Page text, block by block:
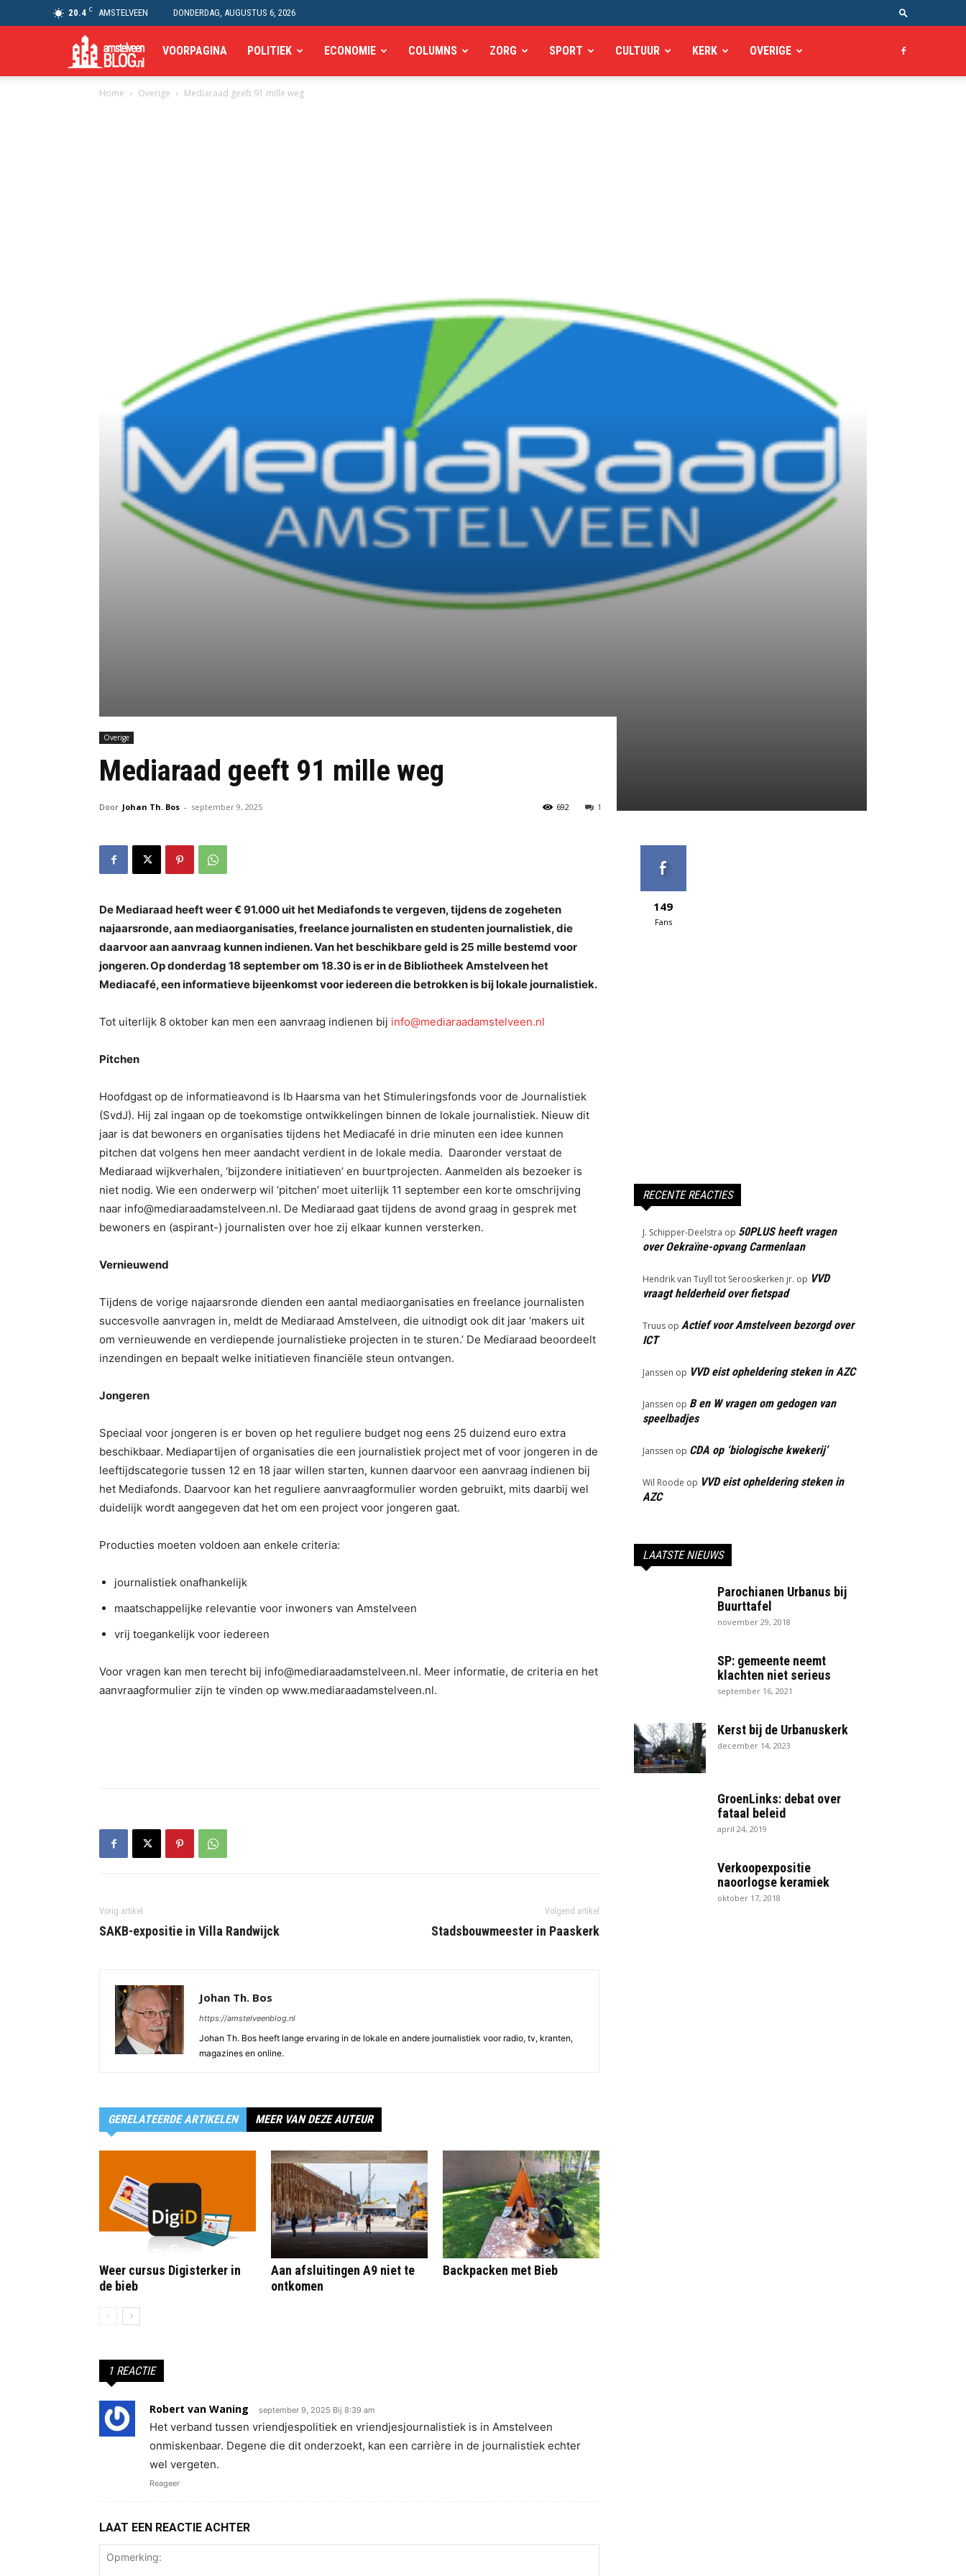
20.4 C AMSTELVEEN DONDERDAG, AUGUSTUS 6, 2026
Amstelveen
Blog
VOORPAGINA POLITIEK ECONOMIE COLUMNS ZORG SPORT CULTUUR KERK OVERIGE
Home Overige Mediaraad geeft 91 mille weg
Overige
Mediaraad geeft 91 mille weg
Door Johan Th. Bos - september 9, 2025 1
692
De Mediaraad heeft weer € 91.000 uit het Mediafonds te vergeven, tijdens de zogeheten
najaarsronde, aan mediaorganisaties, freelance journalisten en studenten journalistiek, die
daarvoor aan aanvraag kunnen indienen. Van het beschikbare geld is 25 mille bestemd voor
jongeren. Op donderdag 18 september om 18.30 is er in de Bibliotheek Amstelveen het
Mediacafé, een informatieve bijeenkomst voor iedereen die betrokken is bij lokale journalistiek.
Tot uiterlijk 8 oktober kan men een aanvraag indienen bij info@mediaraadamstelveen.nl
Pitchen
Hoofdgast op de informatieavond is Ib Haarsma van het Stimuleringsfonds voor de Journalistiek
(SvdJ). Hij zal ingaan op de toekomstige ontwikkelingen binnen de lokale journalistiek. Nieuw dit
jaar is dat bewoners en organisaties tijdens het Mediacafé in drie minuten een idee kunnen
pitchen dat volgens hen meer aandacht verdient in de lokale media. Daaronder verstaat de
Mediaraad wijkverhalen, ‘bijzondere initiatieven’ en buurtprojecten. Aanmelden als bezoeker is
niet nodig. Wie een onderwerp wil ‘pitchen’ moet uiterlijk 11 september een korte omschrijving
naar info@mediaraadamstelveen.nl. De Mediaraad gaat tijdens de avond graag in gesprek met
bewoners en (aspirant-) journalisten over hoe zij elkaar kunnen versterken.
Vernieuwend
Tijdens de vorige najaarsronde dienden een aantal mediaorganisaties en freelance journalisten
succesvolle aanvragen in, meldt de Mediaraad Amstelveen, die uitnodigt ook dit jaar ‘makers uit
om vernieuwende en verdiepende journalistieke projecten in te sturen.’ De Mediaraad beoordeelt
inzendingen en bepaalt welke initiatieven financiële steun ontvangen.
Jongeren
Speciaal voor jongeren is er boven op het reguliere budget nog eens 25 duizend euro extra
beschikbaar. Mediapartijen of organisaties die een journalistiek project met of voor jongeren in de
leeftijdscategorie tussen 12 en 18 jaar willen starten, kunnen daarvoor een aanvraag indienen bij
het Mediafonds. Daarvoor kan het reguliere aanvraagformulier worden gebruikt, mits daarbij wel
duidelijk wordt aangegeven dat het om een project voor jongeren gaat.
Producties moeten voldoen aan enkele criteria:
journalistiek onafhankelijk
maatschappelijke relevantie voor inwoners van Amstelveen
vrij toegankelijk voor iedereen
Voor vragen kan men terecht bij info@mediaraadamstelveen.nl. Meer informatie, de criteria en het
aanvraagformulier zijn te vinden op www.mediaraadamstelveen.nl.
Vorig artikel
SAKB-expositie in Villa Randwijck
Volgend artikel
Stadsbouwmeester in Paaskerk
Johan Th. Bos
https://amstelveenblog.nl
Johan Th. Bos heeft lange ervaring in de lokale en andere journalistiek voor radio, tv, kranten,
magazines en online.
GERELATEERDE ARTIKELEN MEER VAN DEZE AUTEUR
Weer cursus Digisterker in
de bieb
Aan afsluitingen A9 niet te
ontkomen
Backpacken met Bieb
1 REACTIE
Robert van Waning september 9, 2025 Bij 8:39 am
Het verband tussen vriendjespolitiek en vriendjesjournalistiek is in Amstelveen
onmiskenbaar. Degene die dit onderzoekt, kan een carrière in de journalistiek echter
wel vergeten.
Reageer
LAAT EEN REACTIE ACHTER
149
Fans
RECENTE REACTIES
J. Schipper-Deelstra op 50PLUS heeft vragen
over Oekraïne-opvang Carmenlaan
Hendrik van Tuyll tot Serooskerken jr. op VVD
vraagt helderheid over fietspad
Truus op Actief voor Amstelveen bezorgd over
ICT
Janssen op VVD eist opheldering steken in AZC
Janssen op B en W vragen om gedogen van
speelbadjes
Janssen op CDA op ‘biologische kwekerij’
Wil Roode op VVD eist opheldering steken in
AZC
LAATSTE NIEUWS
Parochianen Urbanus bij
Buurttafel
november 29, 2018
SP: gemeente neemt
klachten niet serieus
september 16, 2021
Kerst bij de Urbanuskerk
december 14, 2023
GroenLinks: debat over
fataal beleid
april 24, 2019
Verkoopexpositie
naoorlogse keramiek
oktober 17, 2018